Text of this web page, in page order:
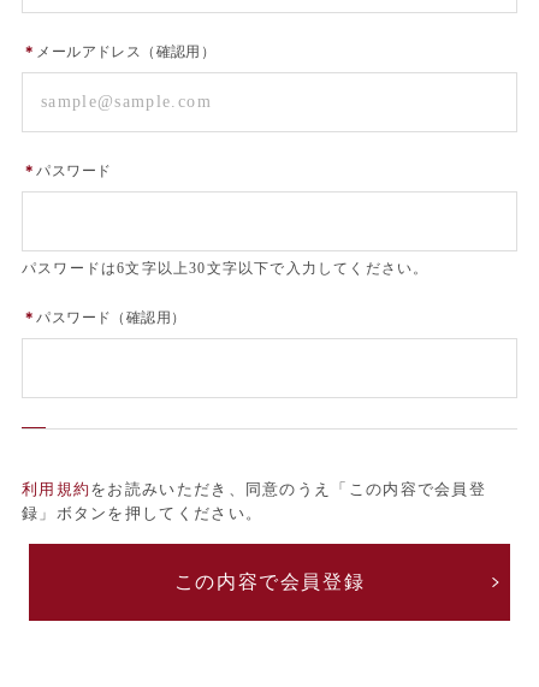
＊ メールアドレス（確認用）
＊パスワード
パスワードは6文字以上30文字以下で入力してください。
＊ パスワード（確認用）
利用規約 をお読みいただき、同意のうえ「この内容で会員登
録」ボタンを押してください。